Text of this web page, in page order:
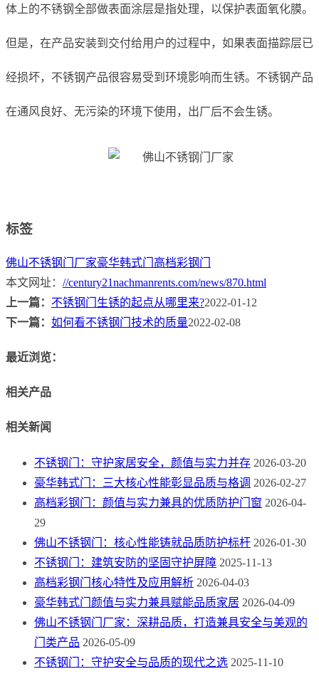
体上的不锈钢全部做表面涂层是指处理，以保护表面氧化膜。
但是，在产品安装到交付给用户的过程中，如果表面描踪层已
经损坏，不锈钢产品很容易受到环境影响而生锈。不锈钢产品
在通风良好、无污染的环境下使用，出厂后不会生锈。
标签
佛山不锈钢门厂家豪华韩式门 高档彩钢门
本文网址： //century21nachmanrents.com/news/870.html
上一篇： 不锈钢门生锈的起点从哪里来?2022-01-12
下一篇： 如何看不锈钢门技术的质量2022-02-08
最近浏览：
相关产品
相关新闻
不锈钢门：守护家居安全，颜值与实力并存 2026-03-20
豪华韩式门：三大核心性能彰显品质与格调 2026-02-27
高档彩钢门：颜值与实力兼具的优质防护门窗 2026-04-
29
佛山不锈钢门：核心性能铸就品质防护标杆 2026-01-30
不锈钢门：建筑安防的坚固守护屏障 2025-11-13
高档彩钢门核心特性及应用解析 2026-04-03
豪华韩式门颜值与实力兼具赋能品质家居 2026-04-09
佛山不锈钢门厂家：深耕品质，打造兼具安全与美观的
门类产品 2026-05-09
不锈钢门：守护安全与品质的现代之选 2025-11-10